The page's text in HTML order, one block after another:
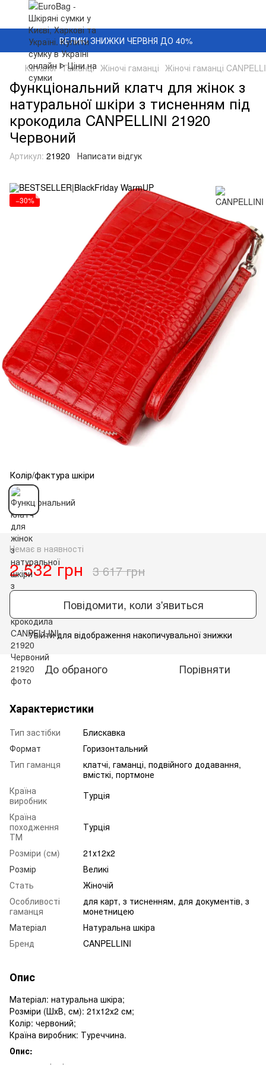
ВЕЛИКІ ЗНИЖКИ ЧЕРВНЯ ДО 40%
Каталог Гаманці Жіночі гаманці Жіночі гаманці
Функціональний клатч для жінок з
натуральної шкіри з тисненням під
крокодила CANPELLINI 21920
Червоний
Артикул: 21920 Написати відгук
−30%
Колір/фактура шкіри
Немає в наявності
2 532 грн 3 617 грн
Повідомити, коли з'явиться
% Увійтидля відображення накопичувальної знижки
До обраного Порівняти
Характеристики
Тип застібки
Блискавка
Формат
Горизонтальний
Тип гаманця
клатчі, гаманці, подвійного додавання,
вмісткі, портмоне
Країна
виробник
Турція
Країна
походження
ТМ
Турція
Розміри (см)
21х12х2
Розмір
Великі
Стать
Жіночій
Особливості
гаманця
для карт, з тисненням, для документів, з
монетницею
Матеріал
Натуральна шкіра
Бренд
CANPELLINI
Опис
Матеріал: натуральна шкіра;
Розміри (ШхВ, см): 21х12х2 см;
Колір: червоний;
Країна виробник: Туреччина.
Опис: